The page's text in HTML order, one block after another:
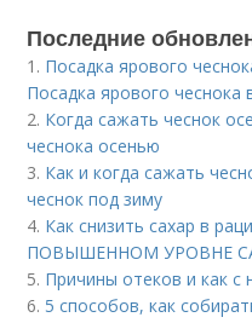
Последние
1. Посадка ярового
Посадка ярового чеснока
2. Когда сажать чеснок
чеснока осенью
3. Как и когда сажать
чеснок под зиму
4. Как снизить сахар в
ПОВЫШЕННОМ УРОВНЕ
5. Причины отеков и как с
6. 5 способов, как